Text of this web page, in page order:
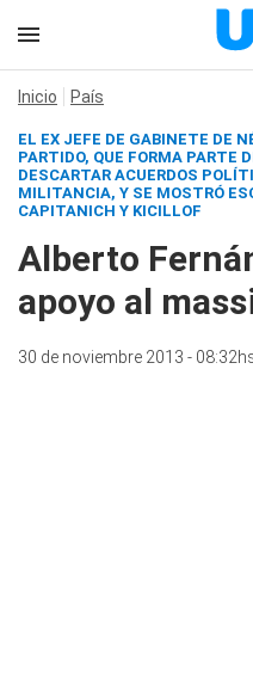
Inicio País
EL EX JEFE DE GABINETE DE
PARTIDO, QUE FORMA PARTE
DESCARTAR ACUERDOS
MILITANCIA, Y SE MOSTRÓ
CAPITANICH Y KICILLOF
Alberto
apoyo al
30 de noviembre 2013 -